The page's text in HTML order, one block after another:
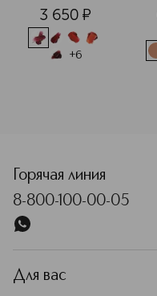
3 650 ¤
+6
Горячая линия
8-800-100-00-05
Для вас